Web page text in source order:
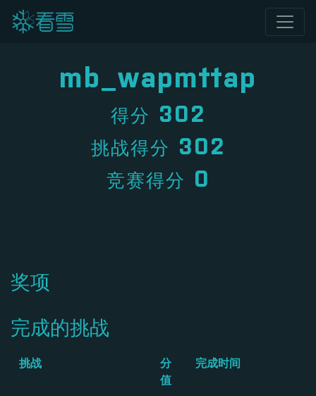
mb_wapmttap
得分 302
挑战得分 302
竞赛得分 0
奖项
完成的挑战
挑战
分
值
完成时间